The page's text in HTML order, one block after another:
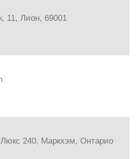
11, Лион, 69001
240, Маркхэм, Онтарио